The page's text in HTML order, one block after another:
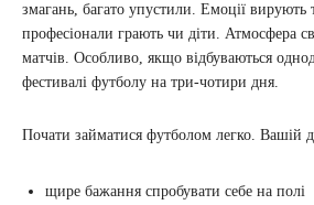
змагань, багато упустили. Емоції
професіонали грають чи діти. Атмосфера
матчів. Особливо, якщо відбуваються
фестивалі футболу на три-чотири дня.
Почати займатися футболом легко. Вашій
щире бажання спробувати себе на полі